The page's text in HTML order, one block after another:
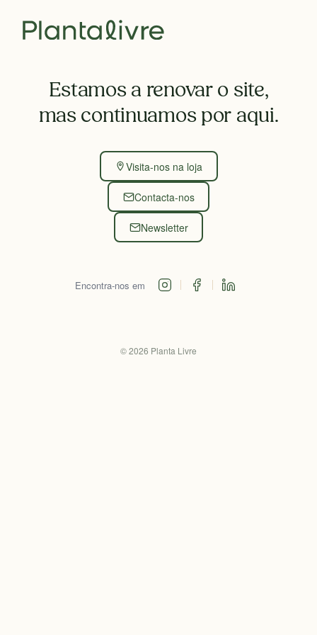
Estamos a renovar o site,
mas continuamos por aqui.
Visita-nos na loja
Contacta-nos
Newsletter
Encontra-nos em
©2026 Planta Livre